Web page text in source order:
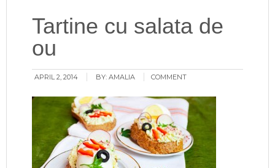
Tartine cu salata de
ou
APRIL 2, 2014 BY:AMALIA COMMENT